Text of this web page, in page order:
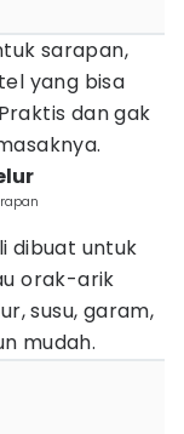
sarapan,
yang bisa
dan gak
dibuat untuk
orak-arik
susu, garam,
mudah.